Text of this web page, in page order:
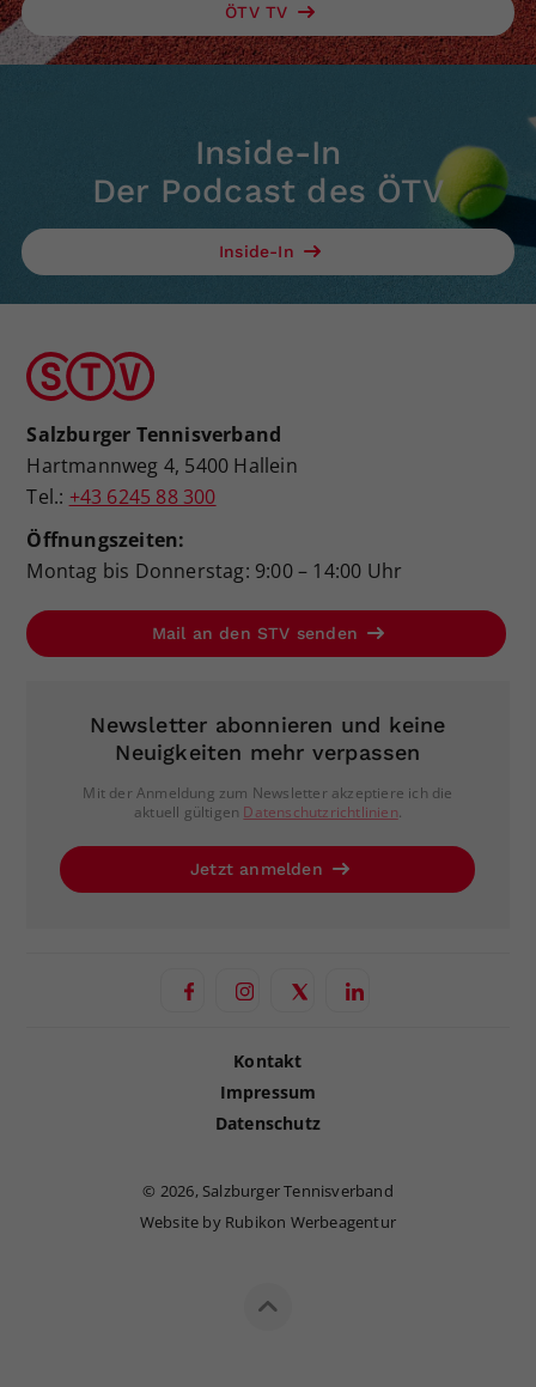
ÖTV TV
Inside-In
Der Podcast des ÖTV
Inside-In
Salzburger Tennisverband
Hartmannweg 4, 5400 Hallein
Tel.: +43 6245 88 300
Öffnungszeiten:
Montag bis Donnerstag: 9:00 – 14:00 Uhr
Mail an den STV senden
Newsletter abonnieren und keine
Neuigkeiten mehr verpassen
Mit der Anmeldung zum Newsletter akzeptiere ich die
aktuell gültigen Datenschutzrichtlinien.
Jetzt anmelden
Kontakt
Impressum
Datenschutz
© 2026, Salzburger Tennisverband
Website by Rubikon Werbeagentur